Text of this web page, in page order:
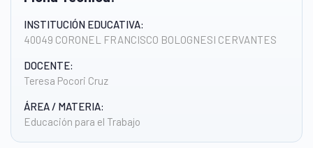
INSTITUCIÓN EDUCATIVA:
40049 CORONEL FRANCISCO BOLOGNESI CERVANTES
DOCENTE:
Teresa Pocori Cruz
ÁREA / MATERIA:
Educación para el Trabajo